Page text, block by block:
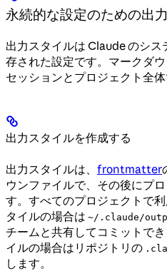
永続的な設定のための出
出力スタイルは Claude のシ
存された設定です。マークダ
セッションとプロジェクト全体
出力スタイルを作成する
出力スタイルは、 frontmatter
ウンファイルで、その後にプ
す。すべてのプロジェクトで
タイルの場合は ~/.claude/
チームと共有してコミットで
イルの場合はリポジトリの
します。